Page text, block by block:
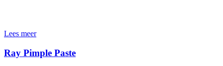
Lees meer
Ray Pimple Paste